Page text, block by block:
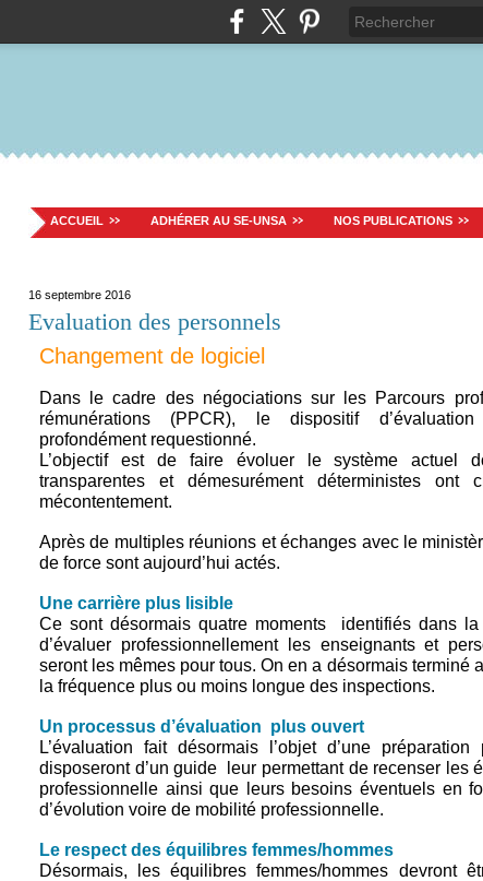
ACCUEIL ADHÉRER AU SE-UNSA NOS PUBLICATIONS
16 septembre 2016
Evaluation des personnels
Changement de logiciel
Dans le cadre des négociations sur les Parcours
rémunérations (PPCR), le dispositif
profondément requestionné.
L’objectif est de faire évoluer le système actuel
transparentes et démesurément déterministes ont
mécontentement.
Après de multiples réunions et échanges avec le
de force sont aujourd’hui actés.
Une carrière plus lisible
Ce sont désormais quatre moments identifiés dans la
d’évaluer professionnellement les enseignants et
seront les mêmes pour tous. On en a désormais terminé
la fréquence plus ou moins longue des inspections.
Un processus d’évaluation plus ouvert
L’évaluation fait désormais l’objet d’une
disposeront d’un guide leur permettant de recenser les
professionnelle ainsi que leurs besoins éventuels en
d’évolution voire de mobilité professionnelle.
Le respect des équilibres femmes/hommes
Désormais, les équilibres femmes/hommes devront